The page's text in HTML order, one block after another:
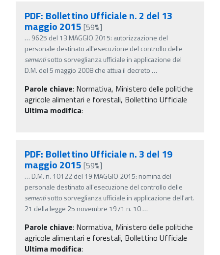
PDF: Bollettino Ufficiale n. 2 del 13
maggio 2015 [59%]
… 9625 del 13 MAGGIO 2015: autorizzazione del
personale destinato all'esecuzione del controllo delle
sementisotto sorveglianza ufficiale in applicazione del
D.M. del 5 maggio 2008 che attua il decreto …
Parole chiave: Normativa, Ministero delle politiche
agricole alimentari e forestali, Bollettino Ufficiale
Ultima modifica:
PDF: Bollettino Ufficiale n. 3 del 19
maggio 2015 [59%]
… D.M. n. 10122 del 19 MAGGIO 2015: nomina del
personale destinato all'esecuzione del controllo delle
sementisotto sorveglianza ufficiale in applicazione dell'art.
21 della legge 25 novembre 1971 n. 10…
Parole chiave: Normativa, Ministero delle politiche
agricole alimentari e forestali, Bollettino Ufficiale
Ultima modifica: